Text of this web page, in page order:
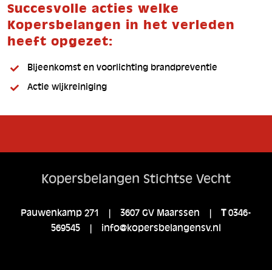
Succesvolle acties welke
Kopersbelangen in het verleden
heeft opgezet:
Bijeenkomst en voorlichting brandpreventie
Actie wijkreiniging
Kopersbelangen Stichtse Vecht
Pauwenkamp 271 | 3607 GV Maarssen | T0346-
569545 | info@kopersbelangensv.nl